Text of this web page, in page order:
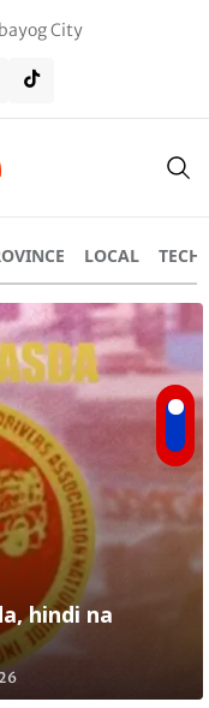
City
LOCAL TECH
hindi na